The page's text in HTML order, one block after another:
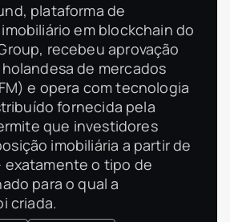
plataforma de
em blockchain do
recebeu aprovação
de mercados
e opera com tecnologia
fornecida pela
que investidores
imobiliária a partir de
exatamente o tipo de
para o qual a
criada.